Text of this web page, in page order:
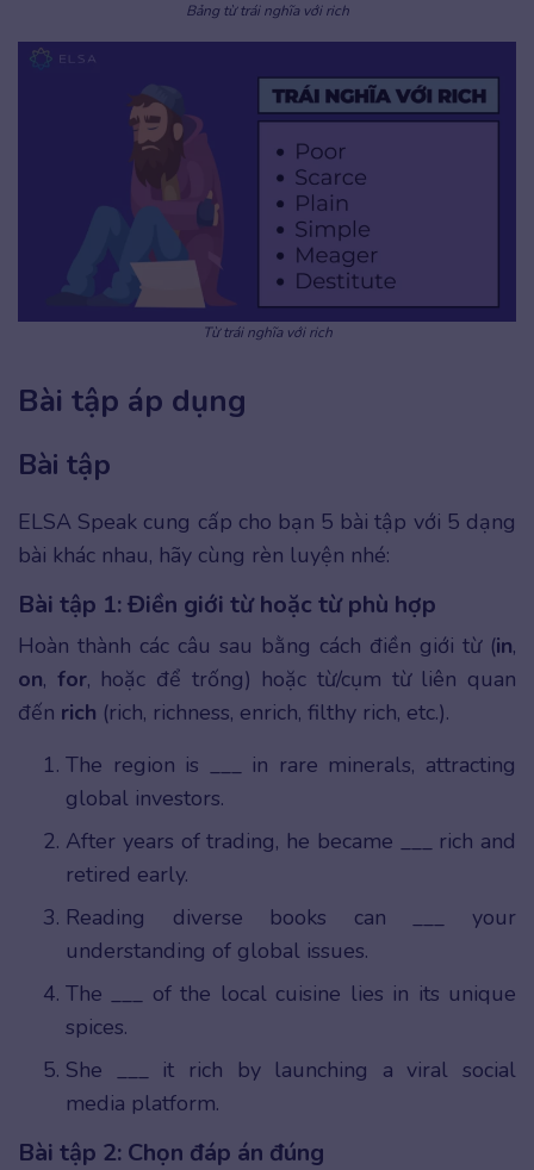
Bảng từ trái nghĩa với rich
Từ trái nghĩa với rich
Bài tập áp dụng
Bài tập
ELSA Speak cung cấp cho bạn 5 bài tập với 5 dạng
bài khác nhau, hãy cùng rèn luyện nhé:
Bài tập 1: Điền giới từ hoặc từ phù hợp
Hoàn thành các câu sau bằng cách điền giới từ (in,
on, for, hoặc để trống) hoặc từ/cụm từ liên quan
đến rich (rich, richness, enrich, filthy rich, etc.).
The region is ___ in rare minerals, attracting
global investors.
After years of trading, he became ___ rich and
retired early.
Reading diverse books can ___ your
understanding of global issues.
The ___ of the local cuisine lies in its unique
spices.
She ___ it rich by launching a viral social
media platform.
Bài tập 2: Chọn đáp án đúng